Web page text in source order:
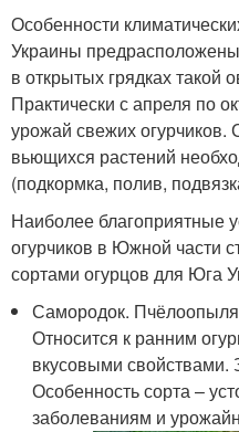
Особенности
Украины
в открытых грядках такой
Практически с апреля по
урожай свежих огурчиков.
вьющихся растений
(подкормка, полив,
Наиболее благоприятные
огурчиков в Южной части
сортами огурцов для Юга
Самородок.
Относится к ранним
вкусовыми свойствами.
Особенность сорта –
заболеваниям и